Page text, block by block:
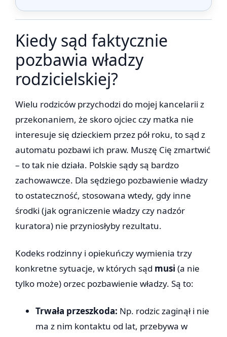
Kiedy sąd faktycznie
pozbawia władzy
rodzicielskiej?
Wielu rodziców przychodzi do mojej kancelarii z
przekonaniem, że skoro ojciec czy matka nie
interesuje się dzieckiem przez pół roku, to sąd z
automatu pozbawi ich praw. Muszę Cię zmartwić
– to tak nie działa. Polskie sądy są bardzo
zachowawcze. Dla sędziego pozbawienie władzy
to ostateczność, stosowana wtedy, gdy inne
środki (jak ograniczenie władzy czy nadzór
kuratora) nie przyniosłyby rezultatu.
Kodeks rodzinny i opiekuńczy wymienia trzy
konkretne sytuacje, w których sąd musi (a nie
tylko może) orzec pozbawienie władzy. Są to:
Trwała przeszkoda: Np. rodzic zaginął i nie
ma z nim kontaktu od lat, przebywa w